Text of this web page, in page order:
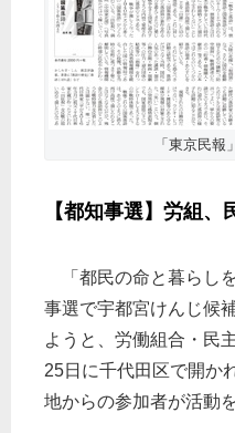
「東京民報
【都知事選】労組
「都民の命と暮らし
事選で宇都宮けんじ候
ようと、労働組合・民
25日に千代田区で開か
地からの参加者が活動